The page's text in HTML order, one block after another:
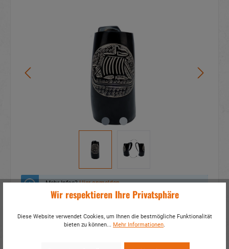
Mehr Infos?Hier anmelden
Wir respektieren Ihre Privatsphäre
Diese Website verwendet Cookies, um Ihnen die bestmögliche Funktionalität
bieten zu können... Mehr Informationen.